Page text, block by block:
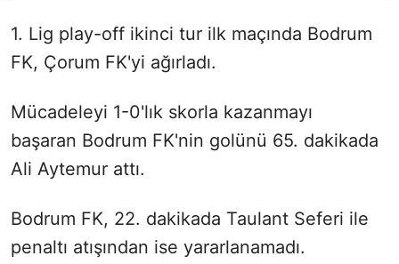
1. Lig play-off ikinci tur ilk maçında Bodrum
FK, Çorum FK'yi ağırladı.
Mücadeleyi 1-0'lık skorla kazanmayı
başaran Bodrum FK'nin golünü 65. dakikada
Ali Aytemur attı.
Bodrum FK, 22. dakikada Taulant Seferi ile
penaltı atışından ise yararlanamadı.